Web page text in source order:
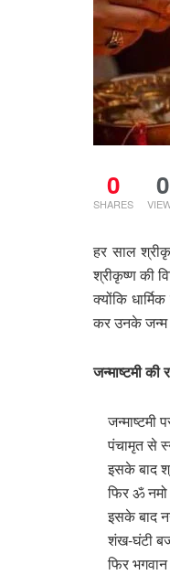
0
SHARES
0
हर साल
श्रीकृष्ण की
क्योंकि
कर उनके जन्म
जन्माष्टमी की
जन्माष्टमी
पंचामृत से
इसके बाद
फिर ॐ नमो
इसके बाद
शंख-घंटी
फिर